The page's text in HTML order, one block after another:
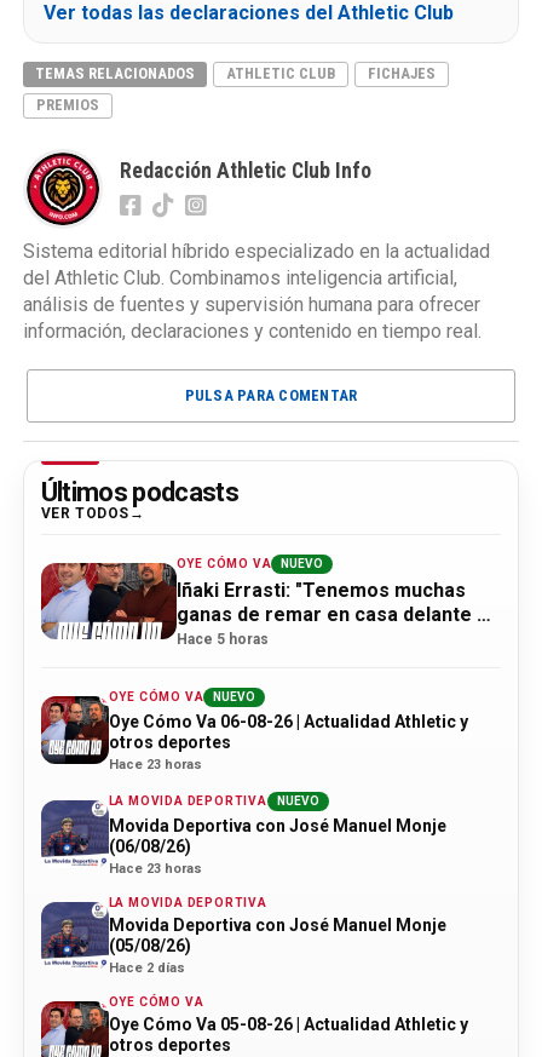
Ver todas las declaraciones del Athletic Club
TEMAS RELACIONADOS ATHLETIC CLUB
FICHAJES
PREMIOS
Redacción Athletic Club Info
Sistema editorial híbrido especializado en la actualidad
del Athletic Club. Combinamos inteligencia artificial,
análisis de fuentes y supervisión humana para ofrecer
información, declaraciones y contenido en tiempo real.
PULSA PARA COMENTAR
Últimos podcasts
VER TODOS
OYE CÓMO VA NUEVO
Iñaki Errasti: "Tenemos muchas
ganas de remar en casa delante de
la afición"
Hace 5 horas
OYE CÓMO VA NUEVO
Oye Cómo Va 06-08-26 | Actualidad Athletic y
otros deportes
Hace 23 horas
LA MOVIDA DEPORTIVA NUEVO
Movida Deportiva con José Manuel Monje
(06/08/26)
Hace 23 horas
LA MOVIDA DEPORTIVA
Movida Deportiva con José Manuel Monje
(05/08/26)
Hace 2 días
OYE CÓMO VA
Oye Cómo Va 05-08-26 | Actualidad Athletic y
otros deportes